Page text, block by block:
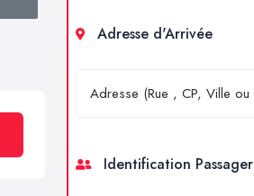
Adresse d'Arrivée
Identification Passager